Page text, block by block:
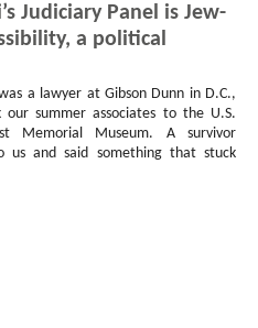
Judiciary Panel is Jew-
a political
a lawyer at Gibson Dunn in D.C.,
our summer associates to the U.S.
Memorial Museum. A survivor
us and said something that stuck